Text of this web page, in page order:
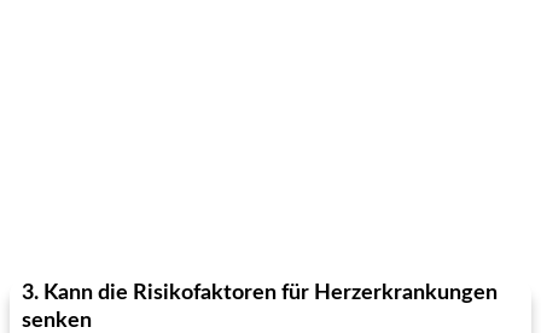
3. Kann die Risikofaktoren für Herzerkrankungen
senken